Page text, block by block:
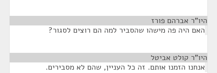
היו"ר אברהם פורז
האם היה פה מישהו שהסביר למה הם רוצים לסגור?
היו"ר קולט אביטל
אנחנו הזמנו אותם. זה כל העניין, שהם לא מסבירים.